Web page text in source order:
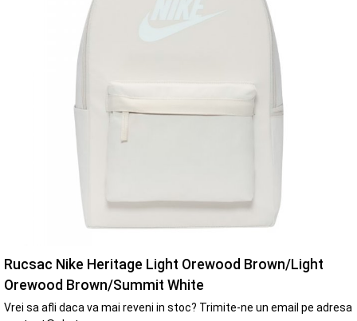
Rucsac Nike Heritage Light Orewood Brown/Light
Orewood Brown/Summit White
Vrei sa afli daca va mai reveni in stoc? Trimite-ne un email pe adresa